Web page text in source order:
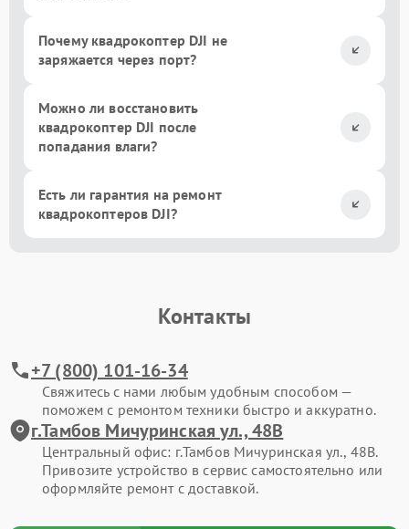
Почему квадрокоптер DJI не
заряжается через порт?
Можно ли восстановить
квадрокоптер DJI после
попадания влаги?
Есть ли гарантия на ремонт
квадрокоптеров DJI?
Контакты
+7 (800) 101-16-34
Свяжитесь с нами любым удобным способом —
поможем с ремонтом техники быстро и аккуратно.
г.Тамбов Мичуринская ул., 48В
Центральный офис: г.Тамбов Мичуринская ул., 48В.
Привозите устройство в сервис самостоятельно или
оформляйте ремонт с доставкой.